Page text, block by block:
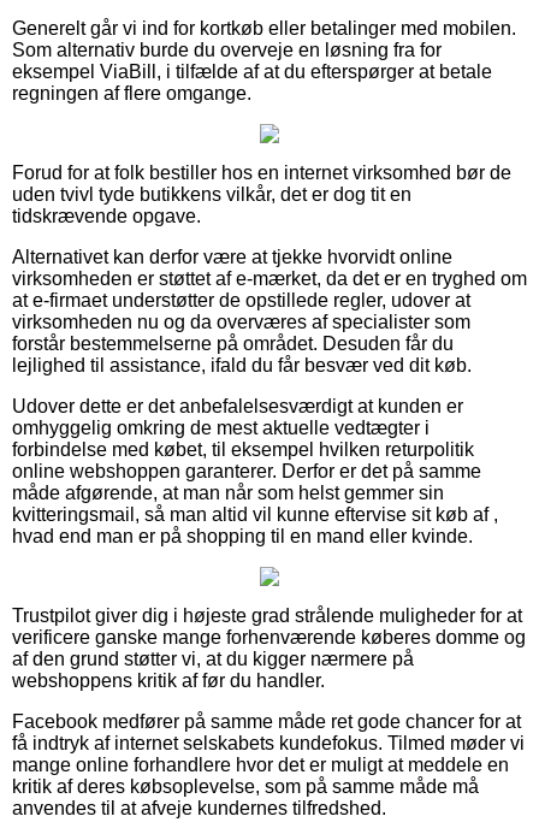
Generelt går vi ind for kortkøb eller betalinger med mobilen.
Som alternativ burde du overveje en løsning fra for
eksempel ViaBill, i tilfælde af at du efterspørger at betale
regningen af flere omgange.
Forud for at folk bestiller hos en internet virksomhed bør de
uden tvivl tyde butikkens vilkår, det er dog tit en
tidskrævende opgave.
Alternativet kan derfor være at tjekke hvorvidt online
virksomheden er støttet af e-mærket, da det er en tryghed om
at e-firmaet understøtter de opstillede regler, udover at
virksomheden nu og da overværes af specialister som
forstår bestemmelserne på området. Desuden får du
lejlighed til assistance, ifald du får besvær ved dit køb.
Udover dette er det anbefalelsesværdigt at kunden er
omhyggelig omkring de mest aktuelle vedtægter i
forbindelse med købet, til eksempel hvilken returpolitik
online webshoppen garanterer. Derfor er det på samme
måde afgørende, at man når som helst gemmer sin
kvitteringsmail, så man altid vil kunne eftervise sit køb af ,
hvad end man er på shopping til en mand eller kvinde.
Trustpilot giver dig i højeste grad strålende muligheder for at
verificere ganske mange forhenværende køberes domme og
af den grund støtter vi, at du kigger nærmere på
webshoppens kritik af før du handler.
Facebook medfører på samme måde ret gode chancer for at
få indtryk af internet selskabets kundefokus. Tilmed møder vi
mange online forhandlere hvor det er muligt at meddele en
kritik af deres købsoplevelse, som på samme måde må
anvendes til at afveje kundernes tilfredshed.